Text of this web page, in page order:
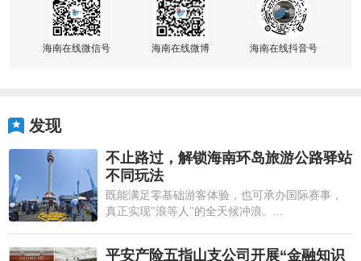
海南在线微信号 海南在线微博 海南在线抖音号
发现
不止路过，解锁海南环岛旅游公路驿站
不同玩法
既能满足零基础游客体验，也可承办国际赛事，
真正实现"浪等人"的全天候冲浪。...
平安产险五指山支公司开展“金融知识